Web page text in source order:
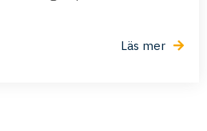
Läs mer